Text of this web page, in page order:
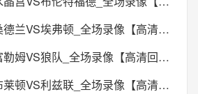
2026年05月17日 桑德兰VS埃弗顿_全场录像【高清回放】
2026年05月17日 富勒姆VS狼队_全场录像【高清回放】
2026年05月17日 布莱顿VS利兹联_全场录像【高清回放】